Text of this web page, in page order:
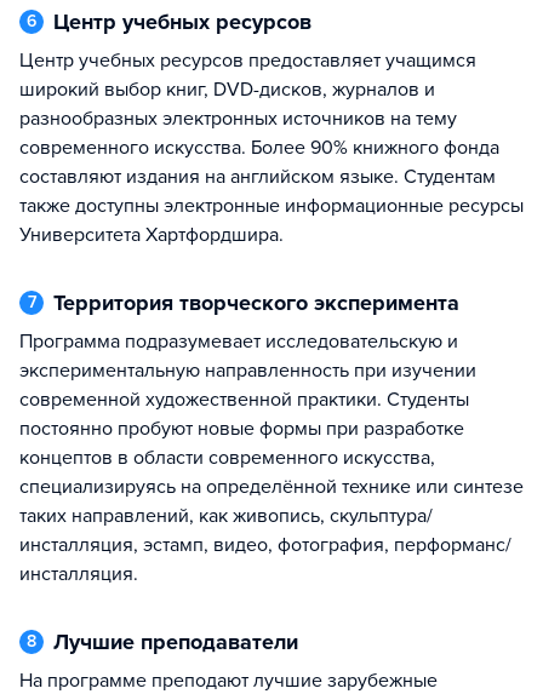
6 Центр учебных ресурсов
Центр учебных ресурсов предоставляет учащимся
широкий выбор книг, DVD-дисков, журналов и
разнообразных электронных источников на тему
современного искусства. Более 90% книжного фонда
составляют издания на английском языке. Студентам
также доступны электронные информационные ресурсы
Университета Хартфордшира.
7 Территория творческого эксперимента
Программа подразумевает исследовательскую и
экспериментальную направленность при изучении
современной художественной практики. Студенты
постоянно пробуют новые формы при разработке
концептов в области современного искусства,
специализируясь на определённой технике или синтезе
таких направлений, как живопись, скульптура/
инсталляция, эстамп, видео, фотография, перформанс/
инсталляция.
8 Лучшие преподаватели
На программе преподают лучшие зарубежные